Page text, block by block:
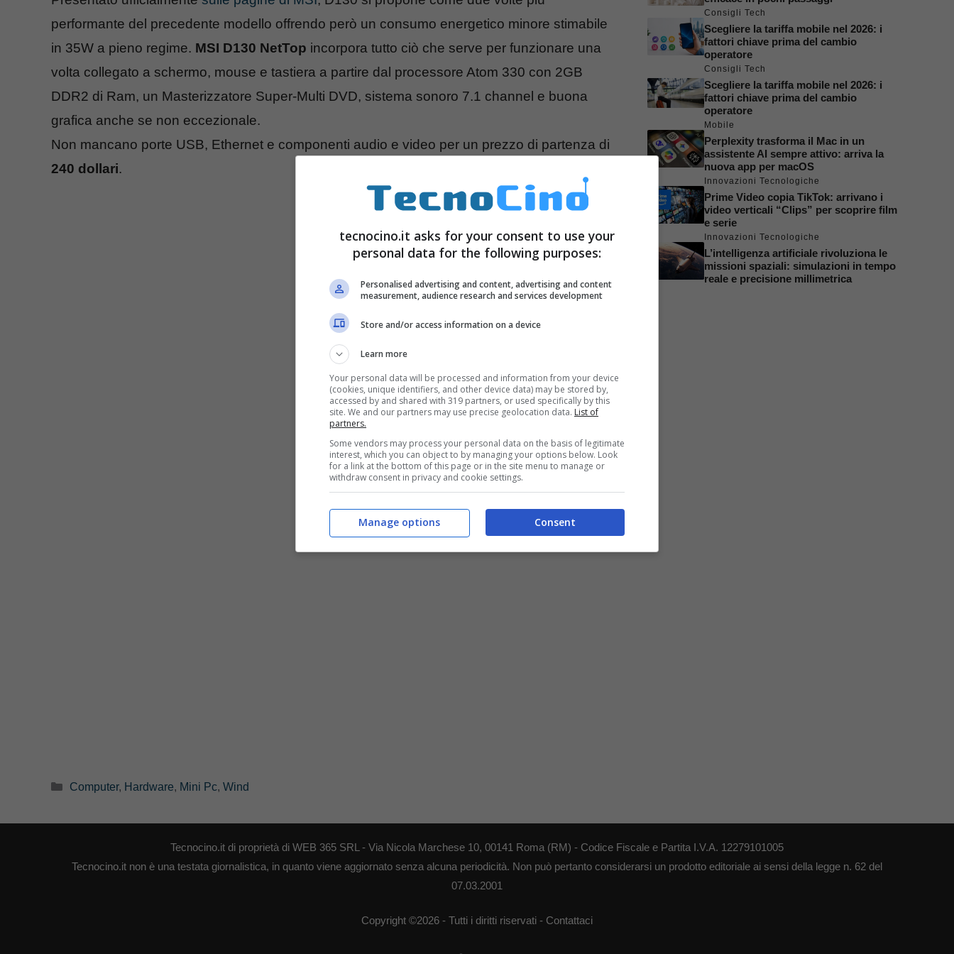
performante del precedente modello offrendo però un consumo energetico minore stimabile
in 35W a pieno regime. MSI D130 NetTop incorpora tutto ciò che serve per funzionare una
volta collegato a schermo, mouse e tastiera a partire dal processore Atom 330 con 2GB
DDR2 di Ram, un Masterizzatore Super-Multi DVD, sistema sonoro 7.1 channel e buona
grafica anche se non eccezionale.
Non mancano porte USB, Ethernet e componenti audio e video per un prezzo di partenza di
240 dollari.
Categorie
Computer, Hardware, Mini Pc, Wind
Consigli Tech
Scegliere la tariffa mobile nel 2026: i
fattori chiave prima del cambio
operatore
Consigli Tech
Scegliere la tariffa mobile nel 2026: i
fattori chiave prima del cambio
operatore
Mobile
Perplexity trasforma il Mac in un
assistente AI sempre attivo: arriva la
nuova app per macOS
Innovazioni Tecnologiche
Prime Video copia TikTok: arrivano i
video verticali “Clips” per scoprire film
e serie
Innovazioni Tecnologiche
L’intelligenza artificiale rivoluziona le
missioni spaziali: simulazioni in tempo
reale e precisione millimetrica
Tecnocino.it di proprietà di WEB 365 SRL - Via Nicola Marchese 10, 00141 Roma (RM) - Codice Fiscale e Partita I.V.A. 12279101005
Tecnocino.it non è una testata giornalistica, in quanto viene aggiornato senza alcuna periodicità. Non può pertanto considerarsi un prodotto editoriale ai sensi della legge n. 62 del
07.03.2001
Copyright ©2026 - Tutti i diritti riservati - Contattaci
tecnocino.it asks for your consent to use your
personal data for the following purposes:
Personalised advertising and content, advertising and content
measurement, audience research and services development
Store and/or access information on a device
Learn more
Your personal data will be processed and information from your device
(cookies, unique identifiers, and other device data) may be stored by,
accessed by and shared with 319 partners, or used specifically by this
site. We and our partners may use precise geolocation data. List of
partners.
Some vendors may process your personal data on the basis of legitimate
interest, which you can object to by managing your options below. Look
for a link at the bottom of this page or in the site menu to manage or
withdraw consent in privacy and cookie settings.
Consent
Manage options